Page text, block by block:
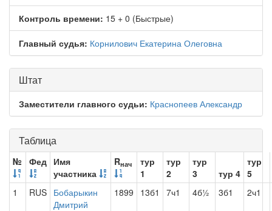
Контроль времени: 15 + 0 (Быстрые)
Главный судья: Корнилович Екатерина Олеговна
Штат
Заместители главного судьи: Краснопеев Александр
Таблица
№ Фед Имя
участника
Rнач
тур
1
тур
2
тур
3
тур 4
тур
5
1
RUS Бобарыкин
Дмитрий
1899 13б1 7ч1 4б½ 3б1 2ч1